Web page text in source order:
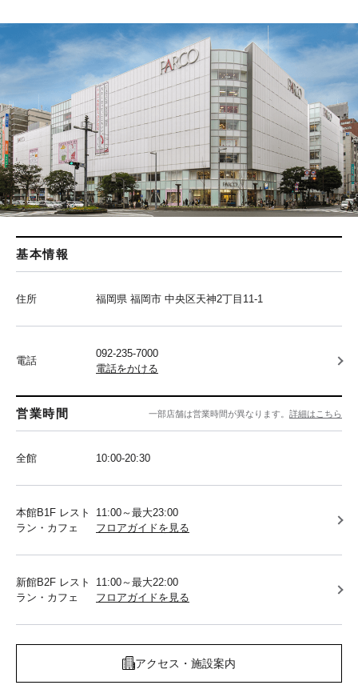
基本情報
住所 福岡県 福岡市 中央区天神2丁目11-1
電話
092-235-7000
電話をかける
営業時間 一部店舗は営業時間が異なります。 詳細はこちら
全館 10:00-20:30
本館B1F レスト
ラン・カフェ
11:00～最大23:00
フロアガイドを見る
新館B2F レスト
ラン・カフェ
11:00～最大22:00
フロアガイドを見る
アクセス・施設案内